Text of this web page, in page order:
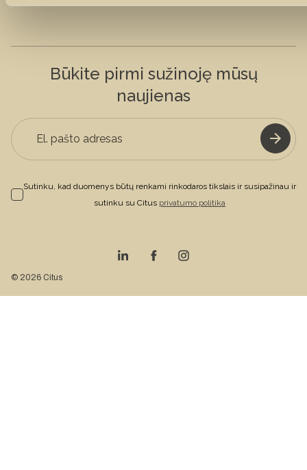
Būkite pirmi sužinoję mūsų
naujienas
Sutinku, kad duomenys būtų renkami rinkodaros tikslais ir susipažinau ir
sutinku su Citus privatumo politika
© 2026 Citus